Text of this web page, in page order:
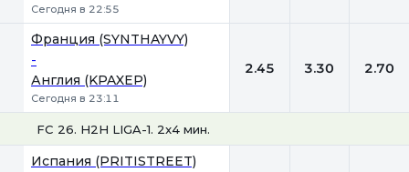
Сегодня в 22:55
Франция (SYNTHAYVY)
-
Англия (KPAXEP)
Сегодня в 23:11
2.45 3.30 2.70
FC 26. H2H LIGA-1. 2x4 мин.
Испания (PRITISTREET)